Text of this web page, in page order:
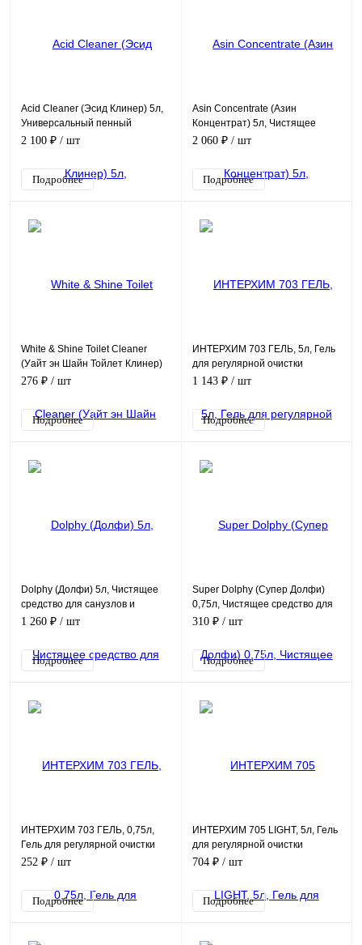
Acid Cleaner (Эсид Клинер) 5л,
Универсальный пенный
моющий концентрат
2 100 ₽ / шт
Подробнее
Asin Concentrate (Азин
Концентрат) 5л, Чистящее
средство для акриловых
2 060 ₽ / шт
Подробнее
White & Shine Toilet Сleaner
(Уайт эн Шайн Тойлет Клинер)
0,75л, Чистящее средство для
276 ₽ / шт
Подробнее
ИНТЕРХИМ 703 ГЕЛЬ, 5л, Гель
для регулярной очистки
поверхностей в санитарных
1 143 ₽ / шт
Подробнее
Dolphy (Долфи) 5л, Чистящее
средство для санузлов и
сантехники
1 260 ₽ / шт
Подробнее
Super Dolphy (Супер Долфи)
0,75л, Чистящее средство для
санузлов и сантехники
310 ₽ / шт
Подробнее
ИНТЕРХИМ 703 ГЕЛЬ, 0,75л,
Гель для регулярной очистки
поверхностей в санитарных
252 ₽ / шт
Подробнее
ИНТЕРХИМ 705 LIGHT, 5л, Гель
для регулярной очистки
поверхностей в санитарных
704 ₽ / шт
Подробнее